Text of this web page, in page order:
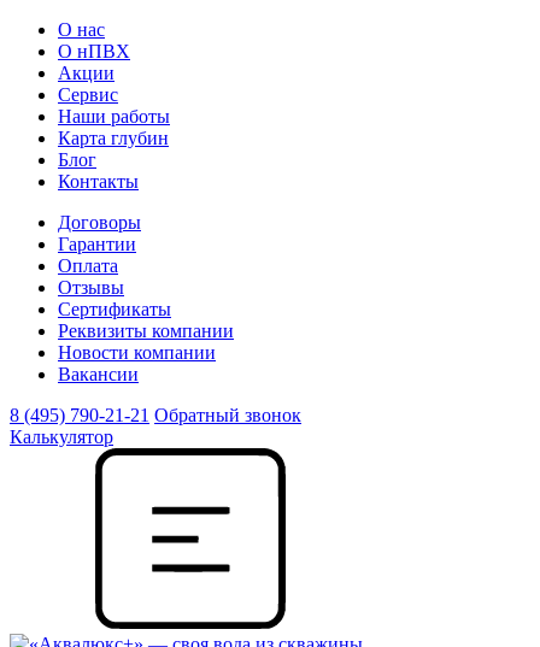
О нас
О нПВХ
Акции
Сервис
Наши работы
Карта глубин
Блог
Контакты
Договоры
Гарантии
Оплата
Отзывы
Сертификаты
Реквизиты компании
Новости компании
Вакансии
8 (495) 790-21-21 Обратный звонок
Калькулятор